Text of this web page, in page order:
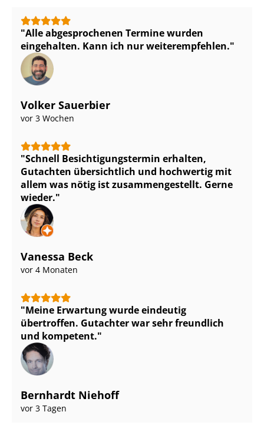
Alle abgesprochenen Termine wurden
eingehalten. Kann ich nur weiterempfehlen.
Volker Sauerbier
vor 3 Wochen
Schnell Be­sich­ti­gungs­ter­min erhalten,
Gutachten übersichtlich und hochwertig mit
allem was nötig ist zu­sam­men­ge­stellt. Gerne
wieder.
Vanessa Beck
vor 4 Monaten
Meine Erwartung wurde eindeutig
übertroffen. Gutachter war sehr freundlich
und kompetent.
Bernhardt Niehoff
vor 3 Tagen